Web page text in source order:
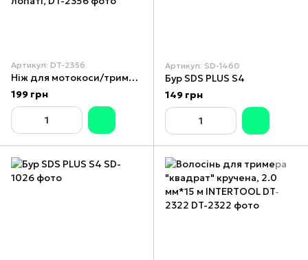
Артикул: DT-2356
Ніж для мотокоси/тримера з твердосплавними напайками ø255x25.4x1.35 мм 40T, HRC 82-86, 3 підрізні лопаті,
199 грн
Артикул: SD-1460
Бур SDS PLUS S4
149 грн